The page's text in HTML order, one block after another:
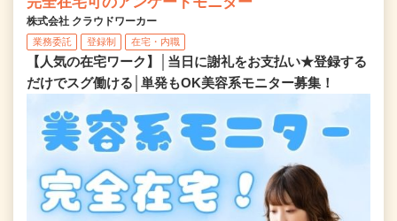
株式会社 クラウドワーカー
業務委託 登録制 在宅・内職
【人気の在宅ワーク】│当日に謝礼をお支払い★登録する
だけでスグ働ける│単発もOK美容系モニター募集！